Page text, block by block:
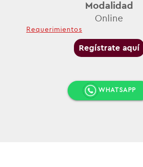
Modalidad
Online
Requerimientos
Regístrate aquí
WHATSAPP